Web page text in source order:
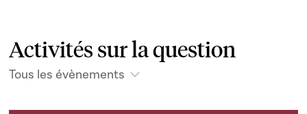
Activités sur la question
Tous les évènements